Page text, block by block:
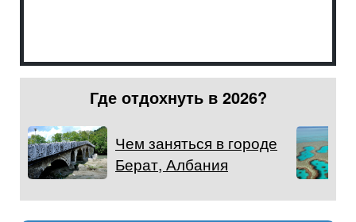
Где отдохнуть в 2026?
Чем заняться в городе
Берат, Албания